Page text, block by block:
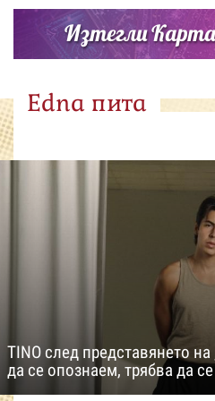
Изтегли Карта
Edna пита
TINO след представянето
да се опознаем, трябва да